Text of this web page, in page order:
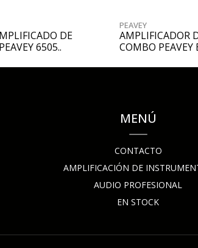
DE
6505..
PEAVEY
AMPLIFICADOR
COMBO PEAVEY
MENÚ
CONTACTO
AMPLIFICACIÓN DE
AUDIO PROFESIONAL
EN STOCK